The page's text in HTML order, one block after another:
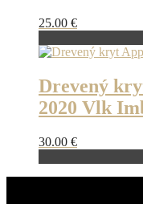
25.00 €
Drevený
2020 Vlk
30.00 €